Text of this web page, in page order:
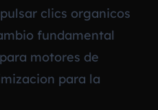
clics organicos
fundamental
motores de
para la